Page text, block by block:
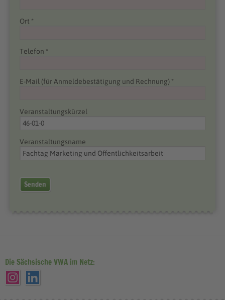
Ort *
Telefon *
E-Mail (für Anmeldebestätigung und Rechnung) *
Veranstaltungskürzel
Veranstaltungsname
Senden
Die Sächsische VWA im Netz: